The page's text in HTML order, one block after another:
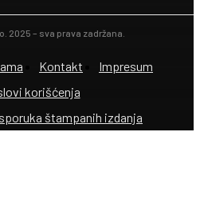
2025 – sva prava zadržana.
Kontakt
Impresum
korišćenja
štampanih izdanja